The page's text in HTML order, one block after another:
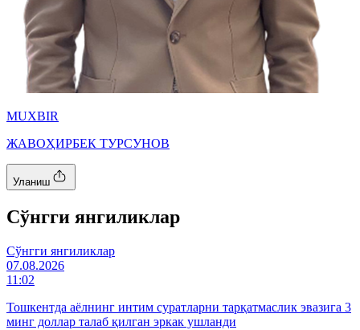
MUXBIR
ЖАВОҲИРБЕК ТУРСУНОВ
Уланиш
Cўнгги янгиликлар
Cўнгги янгиликлар
07.08.2026
11:02
Тошкентда аёлнинг интим суратларни тарқатмаслик эвазига 3
минг доллар талаб қилган эркак ушланди